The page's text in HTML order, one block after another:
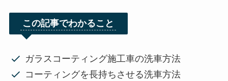
この記事でわかること
ガラスコーティング施工車の洗車方法
コーティングを長持ちさせる洗車方法